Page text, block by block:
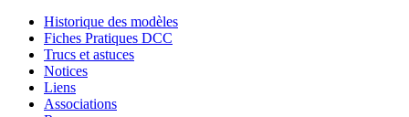
Historique des modèles
Fiches Pratiques DCC
Trucs et astuces
Notices
Liens
Associations